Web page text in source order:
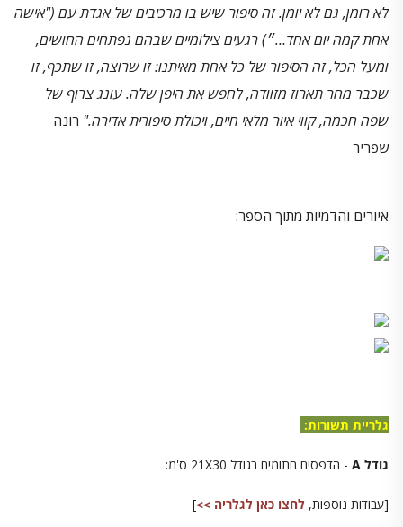
לא רומן, גם לא יומן. זהסיפור שיש בו מרכיבים של אגדת עם ("אישה
אחת קמה יום אחד…״) רגעים צילומיים שבהם נפתחים החושים,
ומעל הכל, זה הסיפור של כל אחת מאיתנו: זו שרוצה, זו שתכף, זו
שכבר מחר תארוז מזוודה, לחפש את היפן שלה. עונג צרוף של
שפה חכמה, קווי איור מלאי חיים, ויכולת סיפורית אדירה." רונה
שפריר
איורים והדמיות מתוך הספר:
גלריית תשורות:
גודל A - הדפסים חתומים בגודל 21X30 ס'מ:
[עבודות נוספות, לחצו כאן לגלריה >>]